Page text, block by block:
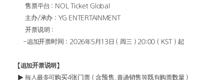
• 售票平台：NOL Ticket Global
• 主办/承办：YG ENTERTAINMENT
• 开票说明：
-追加开票时间：2026年5月13日（周三）20:00（KST）起
【追加开票说明】
▶ 每人最多可购买4张门票（含预售、普通销售等既有购票数量）